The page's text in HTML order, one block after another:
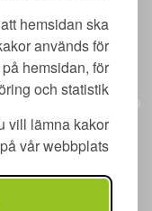
hemsidan ska
används för
hemsidan, för
och statistik.
vill lämna kakor
på vår webbplats.
| merit@meritutbildning.com